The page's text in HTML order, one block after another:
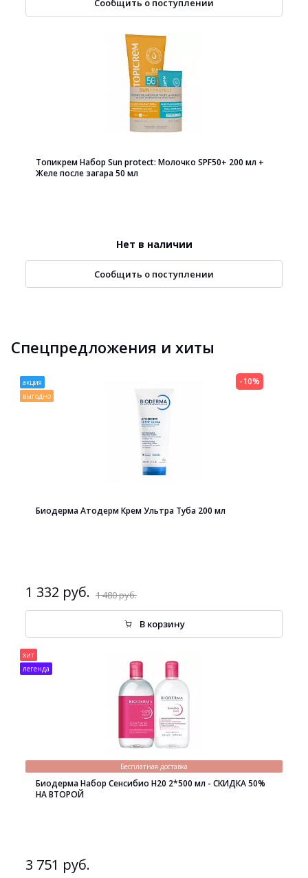
Сообщить о поступлении
Топикрем Набор Sun protect: Молочко SPF50+ 200 мл +
Желе после загара 50 мл
Нет в наличии
Сообщить о поступлении
Спецпредложения и хиты
акция
выгодно
Биодерма Атодерм Крем Ультра Туба 200 мл
1 332 руб. 1 480 руб.
-10%
В корзину
хит
легенда
Бесплатная доставка
Биодерма Набор Сенсибио H20 2*500 мл - СКИДКА 50%
НА ВТОРОЙ
3 751 руб.